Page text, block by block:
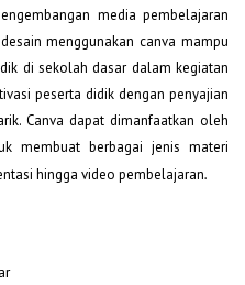
media pembelajaran
menggunakan canva mampu
di sekolah dasar dalam kegiatan
peserta didik dengan penyajian
Canva dapat dimanfaatkan oleh
membuat berbagai jenis materi
hingga video pembelajaran.